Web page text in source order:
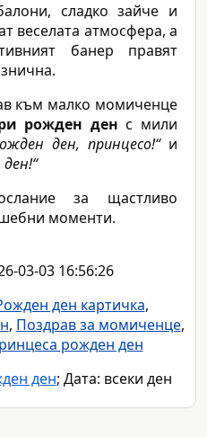
сладко зайче и
веселата атмосфера, а
банер правят
към малко момиченце
рожден ден с мили
ден, принцесо!“и
за щастливо
моменти.
03-03 16:56:26
ден картичка,
, Поздрав за момиченце,
рожден ден
ден; Дата: всеки ден